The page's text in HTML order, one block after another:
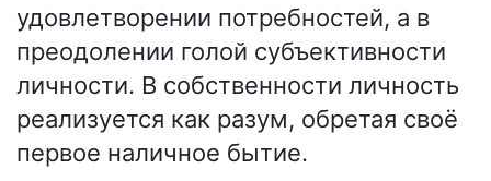
удовлетворении потребностей, а в
преодолении голой субъективности
личности. В собственности личность
реализуется как разум, обретая своё
первое наличное бытие.